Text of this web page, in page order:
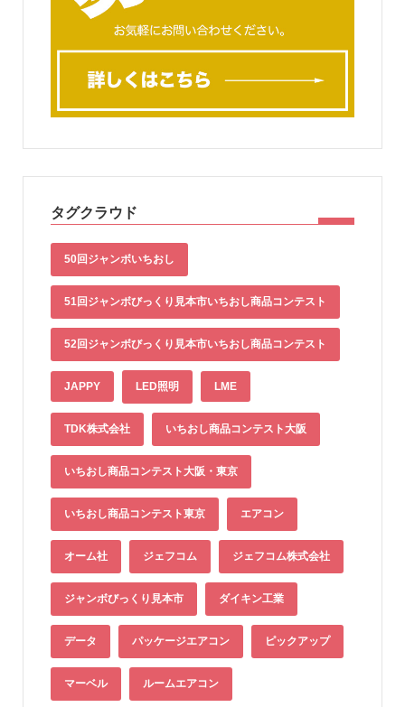
タグクラウド
50回ジャンボいちおし
51回ジャンボびっくり見本市いちおし商品コンテスト
52回ジャンボびっくり見本市いちおし商品コンテスト
JAPPY LED照明 LME
TDK株式会社 いちおし商品コンテスト大阪
いちおし商品コンテスト大阪・東京
いちおし商品コンテスト東京 エアコン
オーム社 ジェフコム ジェフコム株式会社
ジャンボびっくり見本市 ダイキン工業
データ パッケージエアコン ピックアップ
マーベル ルームエアコン